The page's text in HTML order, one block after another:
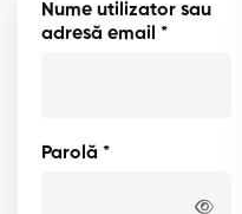
Nume utilizator sau
adresă email *
Parolă *